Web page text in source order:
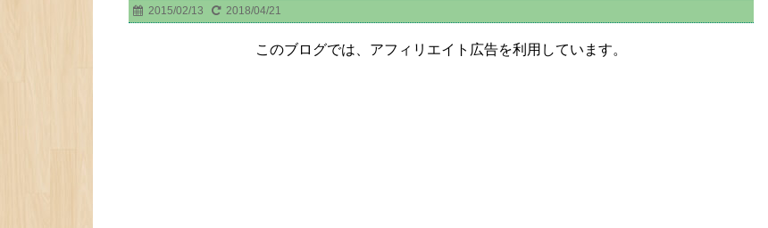
2015/02/13 2018/04/21
このブログでは、アフィリエイト広告を利用しています。